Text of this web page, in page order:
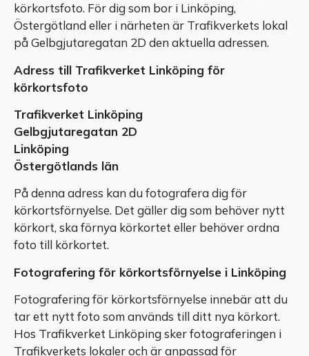
körkortsfoto. För dig som bor i Linköping,
Östergötland eller i närheten är Trafikverkets lokal
på Gelbgjutaregatan 2D den aktuella adressen.
Adress till Trafikverket Linköping för
körkortsfoto
Trafikverket Linköping
Gelbgjutaregatan 2D
Linköping
Östergötlands län
På denna adress kan du fotografera dig för
körkortsförnyelse. Det gäller dig som behöver nytt
körkort, ska förnya körkortet eller behöver ordna
foto till körkortet.
Fotografering för körkortsförnyelse i Linköping
Fotografering för körkortsförnyelse innebär att du
tar ett nytt foto som används till ditt nya körkort.
Hos Trafikverket Linköping sker fotograferingen i
Trafikverkets lokaler och är anpassad för